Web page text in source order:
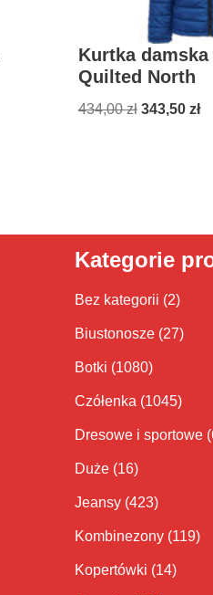
Kurtka damska
Quilted North
434,00zł 343,50 zł
Kategorie
Bez kategorii (2)
Biustonosze (27)
Botki (1080)
Czółenka (1045)
Dresowe i sportowe
Duże (16)
Jeansy (423)
Kombinezony (119)
Kopertówki (14)